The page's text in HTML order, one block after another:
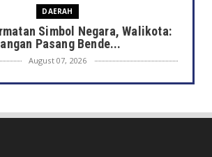
DAERAH
Simbol Negara, Walikota:
Pasang Bende...
August 07, 2026
DAERAH
5.000 Bendera ...